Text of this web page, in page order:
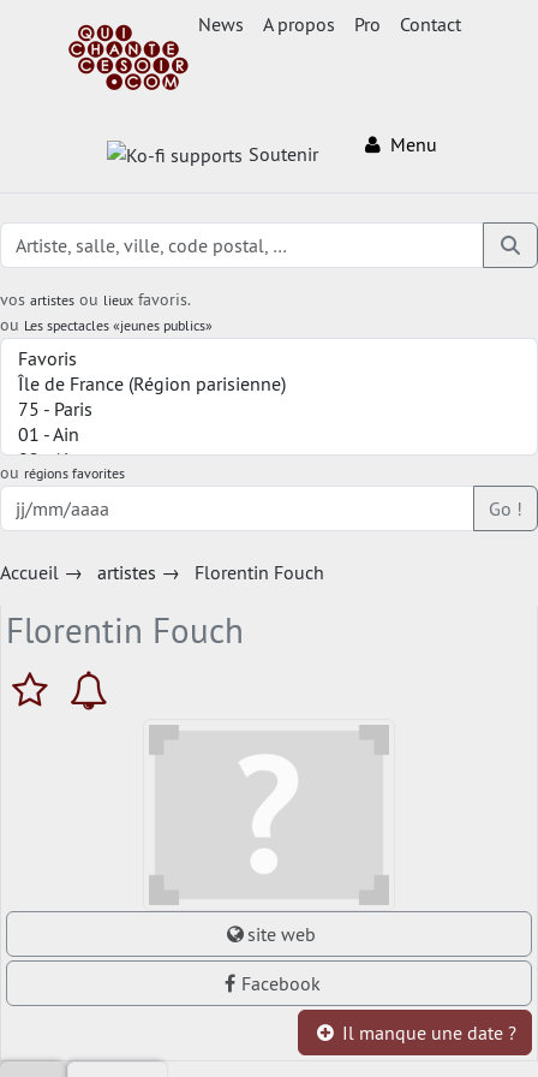
News A propos Pro Contact
Soutenir Menu
vos artistes ou lieux favoris.
ou Les spectacles «jeunes publics»
ou régions favorites
Go !
Accueil → artistes → Florentin Fouch
Florentin Fouch
site web
Facebook
Il manque une date ?